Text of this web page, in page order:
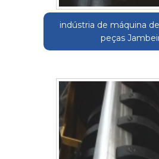
indústria de máquina
peças